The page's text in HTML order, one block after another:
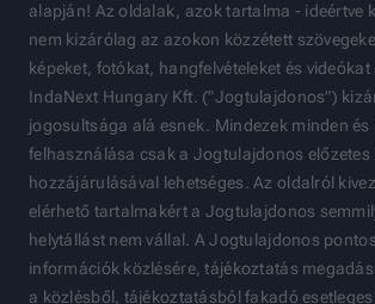
alapján! Az oldalak, azok tartalma - ideértve
nem kizárólag az azokon közzétett
képeket, fotókat, hangfelvételeket és videókat
IndaNext Hungary Kft. ("Jogtulajdonos")
jogosultsága alá esnek. Mindezek minden és
felhasználása csak a Jogtulajdonos előzetes
hozzájárulásával lehetséges. Az oldalról
elérhető tartalmakért a Jogtulajdonos
helytállást nem vállal. A Jogtulajdonos
információk közlésére, tájékoztatás
a közlésből, tájékoztatásból fakadó